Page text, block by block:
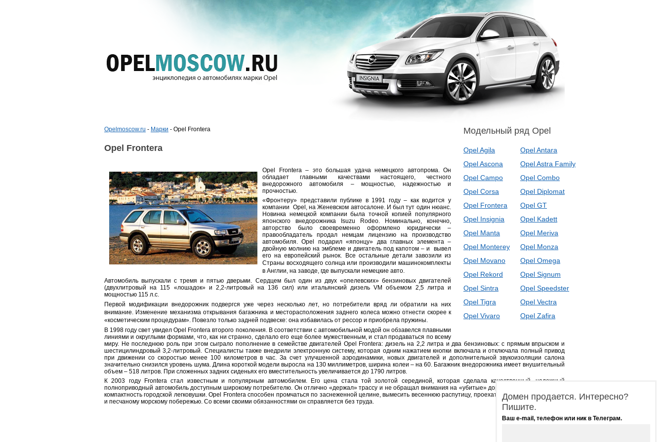
Модельный ряд Opel
Opel Agila
Opel Antara
Opel Ascona
Opel Astra Family
Opel Campo
Opel Combo
Opel Corsa
Opel Diplomat
Opel Frontera
Opel GT
Opel Insignia
Opel Kadett
Opel Manta
Opel Meriva
Opel Monterey
Opel Monza
Opel Movano
Opel Omega
Opel Rekord
Opel Signum
Opel Sintra
Opel Speedster
Opel Tigra
Opel Vectra
Opel Vivaro
Opel Zafira
Opelmoscow.ru - Марки - Opel Frontera
Opel Frontera
Opel Frontera – это большая удача немецкого автопрома. Он
обладает главными качествами настоящего, честного
внедорожного автомобиля – мощностью, надежностью и
прочностью.
«Фронтеру» представили публике в 1991 году – как водится у
компании Opel, на Женевском автосалоне. И был тут один нюанс.
Новинка немецкой компании была точной копией популярного
японского внедорожника Isuzu Rodeo. Номинально, конечно,
авторство было своевременно оформлено юридически –
правообладатель продал немцам лицензию на производство
автомобиля. Opel подарил «японцу» два главных элемента –
двойную молнию на эмблеме и двигатель под капотом – и вывел
его на европейский рынок. Все остальные детали завозили из
Страны восходящего солнца или производили машинокомплекты
в Англии, на заводе, где выпускали немецкие авто.
Автомобиль выпускали с тремя и пятью дверьми. Сердцем был один из двух «опелевских» бензиновых двигателей
(двухлитровый на 115 «лошадок» и 2,2-литровый на 136 сил) или итальянский дизель VM объемом 2,5 литра и
мощностью 115 л.с.
Первой модификации внедорожник подвергся уже через несколько лет, но потребители вряд ли обратили на них
внимание. Изменение механизма открывания багажника и месторасположения заднего колеса можно отнести скорее к
«косметическим процедурам». Повезло только задней подвеске: она избавилась от рессор и приобрела пружины.
В 1998 году свет увидел Opel Frontera второго поколения. В соответствии с автомобильной модой он обзавелся плавными
линиями и округлыми формами, что, как ни странно, сделало его еще более мужественным, и стал продаваться по всему
миру. Не последнюю роль при этом сыграло пополнение в семействе двигателей Opel Frontera: дизель на 2,2 литра и два бензиновых: с прямым впрыском и
шестицилиндровый 3,2-литровый. Специалисты также внедрили электронную систему, которая одним нажатием кнопки включала и отключала полный привод
при движении со скоростью менее 100 километров в час. За счет улучшенной аэродинамики, новых двигателей и дополнительной звукоизоляции салона
значительно снизился уровень шума. Длина короткой модели выросла на 130 миллиметров, ширина колеи – на 60. Багажник внедорожника имеет внушительный
объем – 518 литров. При сложенных задних сиденьях его вместительность увеличивается до 1790 литров.
К 2003 году Frontera стал известным и популярным автомобилем. Его цена стала той золотой серединой, которая сделала качественный, надежный
полноприводный автомобиль доступным широкому потребителю. Он отлично «держал» трассу и не обращал внимания на «убитые» дороги, сохраняя при этом
компактность городской легковушки. Opel Frontera способен промчаться по заснеженной целине, вымесить весеннюю распутицу, проехать по грунтовым дорогам
и песчаному морскому побережью. Со всеми своими обязанностями он справляется без труда.
Домен продается. Интересно?
Пишите.
Ваш e-mail, телефон или ник в Телеграм.